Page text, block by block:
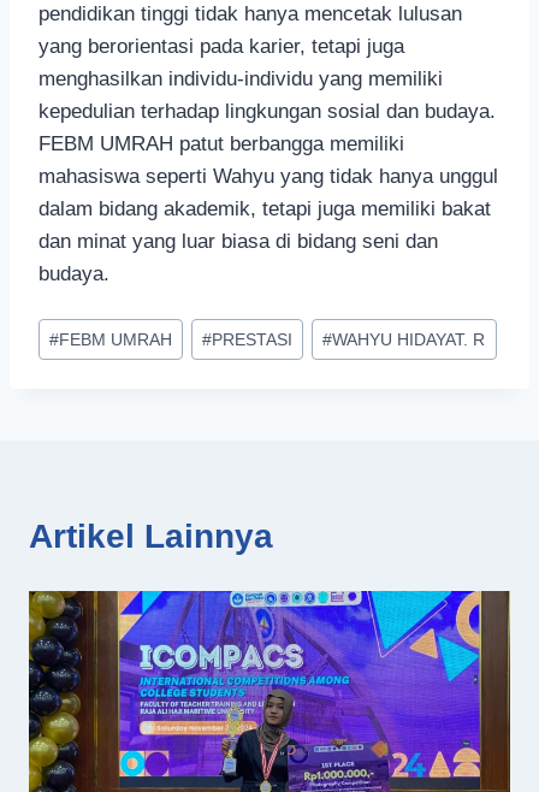
pendidikan tinggi tidak hanya mencetak lulusan
yang berorientasi pada karier, tetapi juga
menghasilkan individu-individu yang memiliki
kepedulian terhadap lingkungan sosial dan budaya.
FEBM UMRAH patut berbangga memiliki
mahasiswa seperti Wahyu yang tidak hanya unggul
dalam bidang akademik, tetapi juga memiliki bakat
dan minat yang luar biasa di bidang seni dan
budaya.
Post
Tags:
#FEBM UMRAH #PRESTASI #WAHYU HIDAYAT. R
Artikel Lainnya